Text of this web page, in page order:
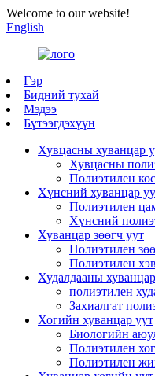
Welcome to our website!
English
Гэр
Бидний тухай
Мэдээ
Бүтээгдэхүүн
Хувцасны хуванцар
Хувцасны
Полиэтилен
Хүнсний хуванцар
Полиэтилен
Хүнсний
Хуванцар зөөгч уут
Полиэтилен
Полиэтилен
Худалдааны
полиэтилен
Захиалгат
Хогийн хуванцар уут
Биологийн
Полиэтилен
Полиэтилен